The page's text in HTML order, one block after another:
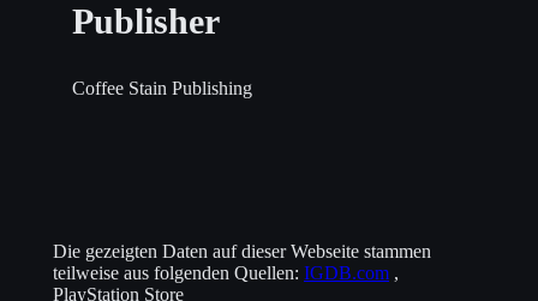
Publisher
Coffee Stain Publishing
Die gezeigten Daten auf dieser Webseite stammen
teilweise aus folgenden Quellen: IGDB.com ,
PlayStation Store